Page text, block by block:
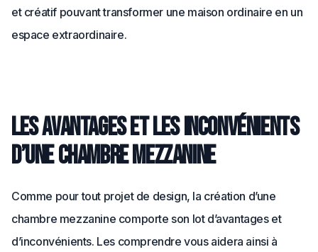
et créatif pouvant transformer une maison ordinaire en un
espace extraordinaire.
Les avantages et les inconvénients
d’une chambre mezzanine
Comme pour tout projet de design, la création d’une
chambre mezzanine comporte son lot d’avantages et
d’inconvénients. Les comprendre vous aidera ainsi à